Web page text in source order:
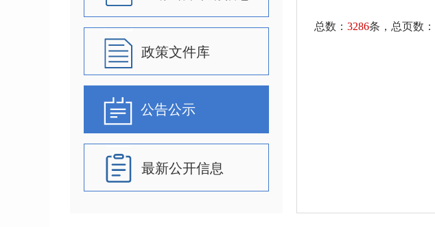
政策文件库
公告公示
最新公开信息
总数： 3286条，总页数：